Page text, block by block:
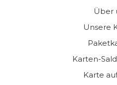
Über
Unsere
Karten-
Karte